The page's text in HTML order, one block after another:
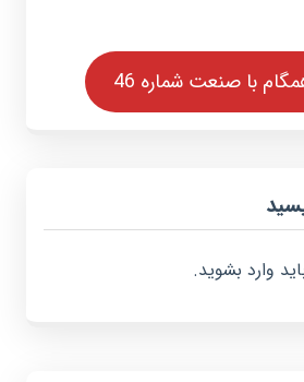
با صنعت شماره 46
وارد بشوید.